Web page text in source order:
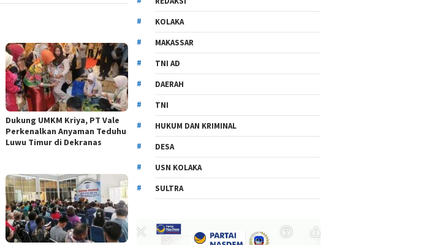
Dukung UMKM Kriya, PT Vale
Perkenalkan Anyaman Teduhu
Luwu Timur di Dekranas
KOLAKA
MAKASSAR
TNI AD
DAERAH
TNI
HUKUM DAN KRIMINAL
DESA
USN KOLAKA
SULTRA